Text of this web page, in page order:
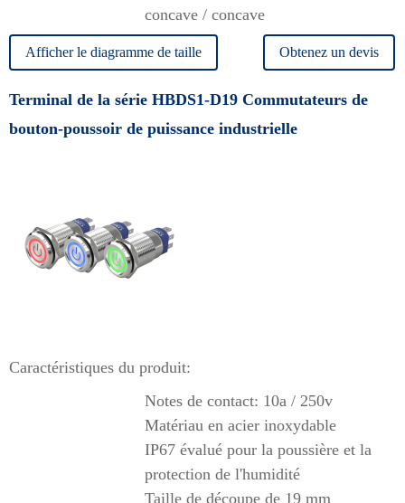
concave / concave
Afficher le diagramme de taille Obtenez un devis
Terminal de la série HBDS1-D19 Commutateurs de
bouton-poussoir de puissance industrielle
Caractéristiques du produit:
Notes de contact: 10a / 250v
Matériau en acier inoxydable
IP67 évalué pour la poussière et la
protection de l'humidité
Taille de découpe de 19 mm